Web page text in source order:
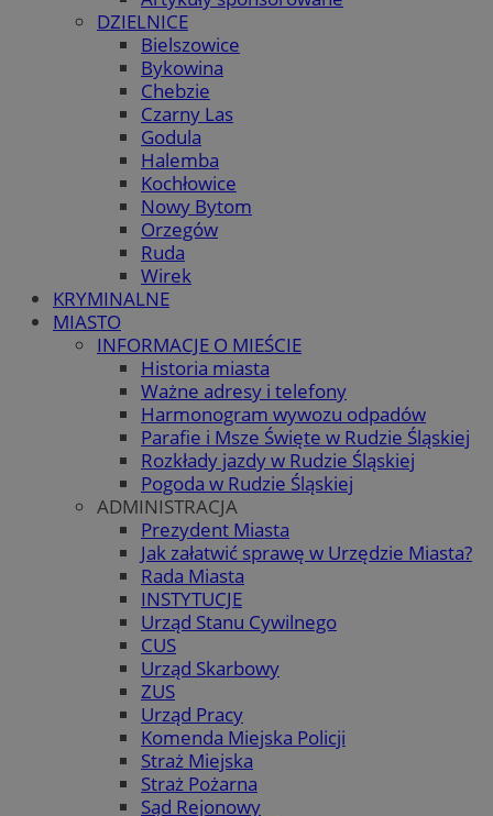
DZIELNICE
Bielszowice
Bykowina
Chebzie
Czarny Las
Godula
Halemba
Kochłowice
Nowy Bytom
Orzegów
Ruda
Wirek
KRYMINALNE
MIASTO
INFORMACJE O MIEŚCIE
Historia miasta
Ważne adresy i telefony
Harmonogram wywozu odpadów
Parafie i Msze Święte w Rudzie Śląskiej
Rozkłady jazdy w Rudzie Śląskiej
Pogoda w Rudzie Śląskiej
ADMINISTRACJA
Prezydent Miasta
Jak załatwić sprawę w Urzędzie Miasta?
Rada Miasta
INSTYTUCJE
Urząd Stanu Cywilnego
CUS
Urząd Skarbowy
ZUS
Urząd Pracy
Komenda Miejska Policji
Straż Miejska
Straż Pożarna
Sąd Rejonowy